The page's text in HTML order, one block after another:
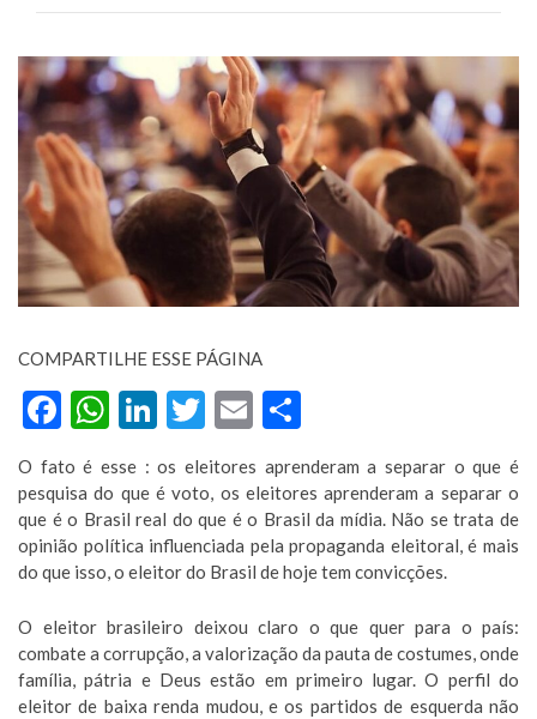
COMPARTILHE ESSE PÁGINA
Facebook
WhatsApp
LinkedIn
Twitter
Email
O fato é esse : os eleitores aprenderam a separar o que é
pesquisa do que é voto, os eleitores aprenderam a separar o
que é o Brasil real do que é o Brasil da mídia. Não se trata de
opinião política influenciada pela propaganda eleitoral, é mais
do que isso, o eleitor do Brasil de hoje tem convicções.
O eleitor brasileiro deixou claro o que quer para o país:
combate a corrupção, a valorização da pauta de costumes, onde
família, pátria e Deus estão em primeiro lugar. O perfil do
eleitor de baixa renda mudou, e os partidos de esquerda não